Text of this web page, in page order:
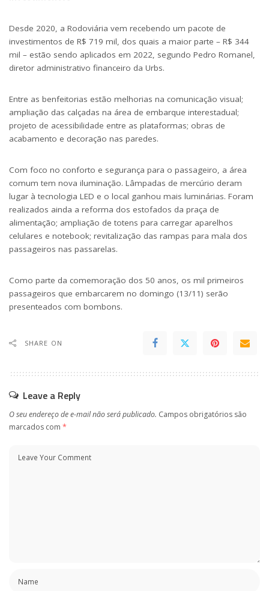
Desde 2020, a Rodoviária vem recebendo um pacote de
investimentos de R$ 719 mil, dos quais a maior parte – R$ 344
mil – estão sendo aplicados em 2022, segundo Pedro Romanel,
diretor administrativo financeiro da Urbs.
Entre as benfeitorias estão melhorias na comunicação visual;
ampliação das calçadas na área de embarque interestadual;
projeto de acessibilidade entre as plataformas; obras de
acabamento e decoração nas paredes.
Com foco no conforto e segurança para o passageiro, a área
comum tem nova iluminação. Lâmpadas de mercúrio deram
lugar à tecnologia LED e o local ganhou mais luminárias. Foram
realizados ainda a reforma dos estofados da praça de
alimentação; ampliação de totens para carregar aparelhos
celulares e notebook; revitalização das rampas para mala dos
passageiros nas passarelas.
Como parte da comemoração dos 50 anos, os mil primeiros
passageiros que embarcarem no domingo (13/11) serão
presenteados com bombons.
SHARE ON
Leave a Reply
O seu endereço de e-mail não será publicado. Campos obrigatórios são
marcados com *